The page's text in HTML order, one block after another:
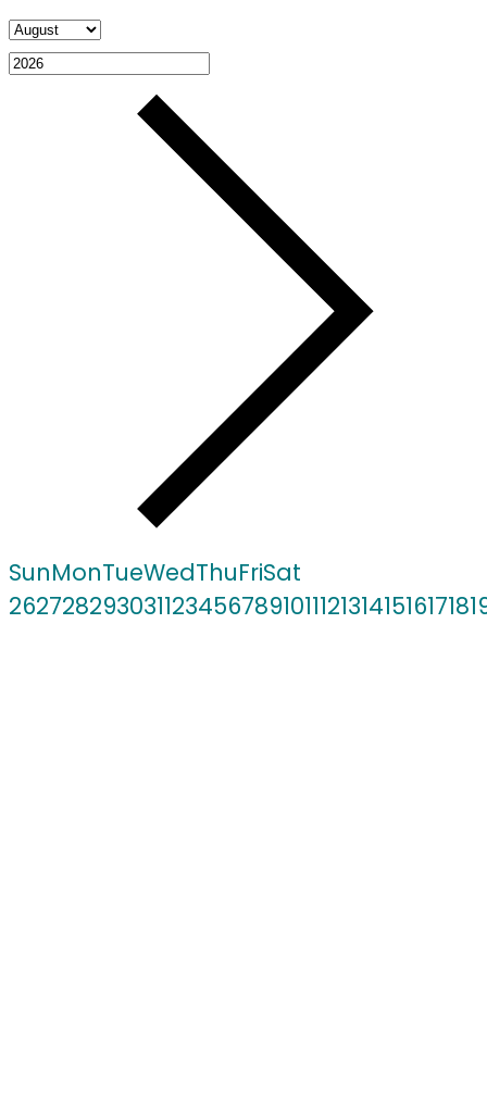
SunMonTueWedThuFriSat
262728293031123456789101112131415161718